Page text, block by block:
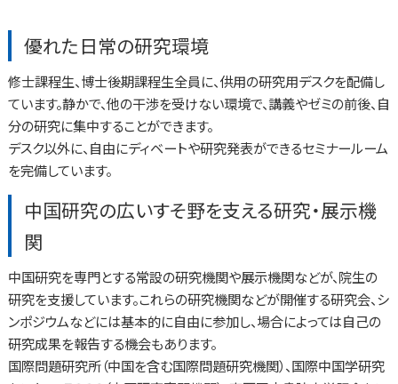
優れた日常の研究環境
修士課程生、博士後期課程生全員に、供用の研究用デスクを配備し
ています。静かで、他の干渉を受けない環境で、講義やゼミの前後、自
分の研究に集中することができます。
デスク以外に、自由にディベートや研究発表ができるセミナールーム
を完備しています。
中国研究の広いすそ野を支える研究・展示機
関
中国研究を専門とする常設の研究機関や展示機関などが、院生の
研究を支援しています。これらの研究機関などが開催する研究会、シ
ンポジウムなどには基本的に自由に参加し、場合によっては自己の
研究成果を報告する機会もあります。
国際問題研究所（中国を含む国際問題研究機関）、国際中国学研究